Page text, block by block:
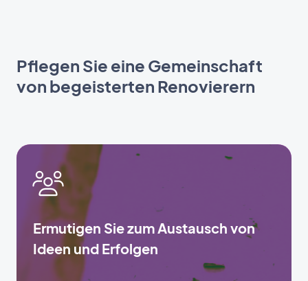
Pflegen Sie eine Gemeinschaft
von begeisterten Renovierern
Ermutigen Sie zum Austausch von
Ideen und Erfolgen